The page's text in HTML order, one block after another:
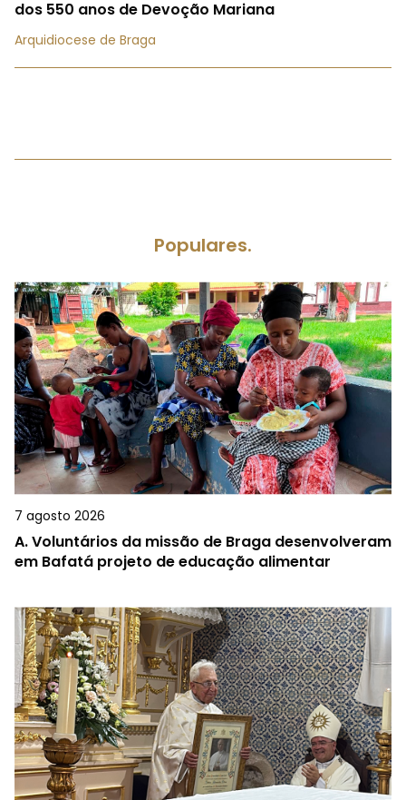
dos 550 anos de Devoção Mariana
Arquidiocese de Braga
Populares.
7 agosto 2026
A.Voluntários da missão de Braga desenvolveram
em Bafatá projeto de educação alimentar